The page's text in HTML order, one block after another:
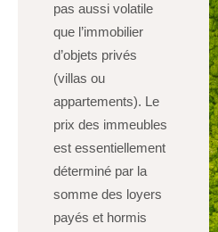
pas aussi volatile
que l’immobilier
d’objets privés
(villas ou
appartements). Le
prix des immeubles
est essentiellement
déterminé par la
somme des loyers
payés et hormis